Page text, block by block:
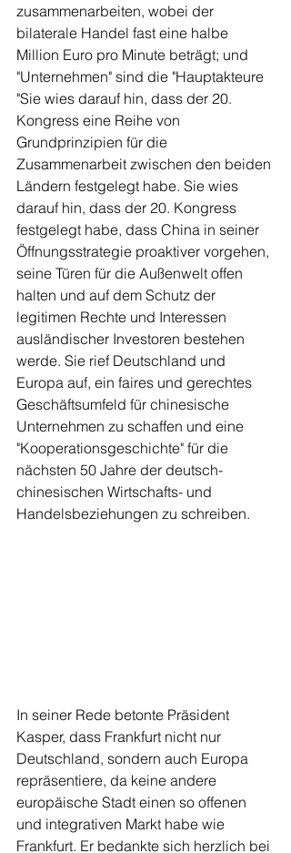
zusammenarbeiten, wobei der
bilaterale Handel fast eine halbe
Million Euro pro Minute beträgt; und
"Unternehmen" sind die "Hauptakteure
"Sie wies darauf hin, dass der 20.
Kongress eine Reihe von
Grundprinzipien für die
Zusammenarbeit zwischen den beiden
Ländern festgelegt habe. Sie wies
darauf hin, dass der 20. Kongress
festgelegt habe, dass China in seiner
Öffnungsstrategie proaktiver vorgehen,
seine Türen für die Außenwelt offen
halten und auf dem Schutz der
legitimen Rechte und Interessen
ausländischer Investoren bestehen
werde. Sie rief Deutschland und
Europa auf, ein faires und gerechtes
Geschäftsumfeld für chinesische
Unternehmen zu schaffen und eine
"Kooperationsgeschichte" für die
nächsten 50 Jahre der deutsch-
chinesischen Wirtschafts- und
Handelsbeziehungen zu schreiben.
In seiner Rede betonte Präsident
Kasper, dass Frankfurt nicht nur
Deutschland, sondern auch Europa
repräsentiere, da keine andere
europäische Stadt einen so offenen
und integrativen Markt habe wie
Frankfurt. Er bedankte sich herzlich bei